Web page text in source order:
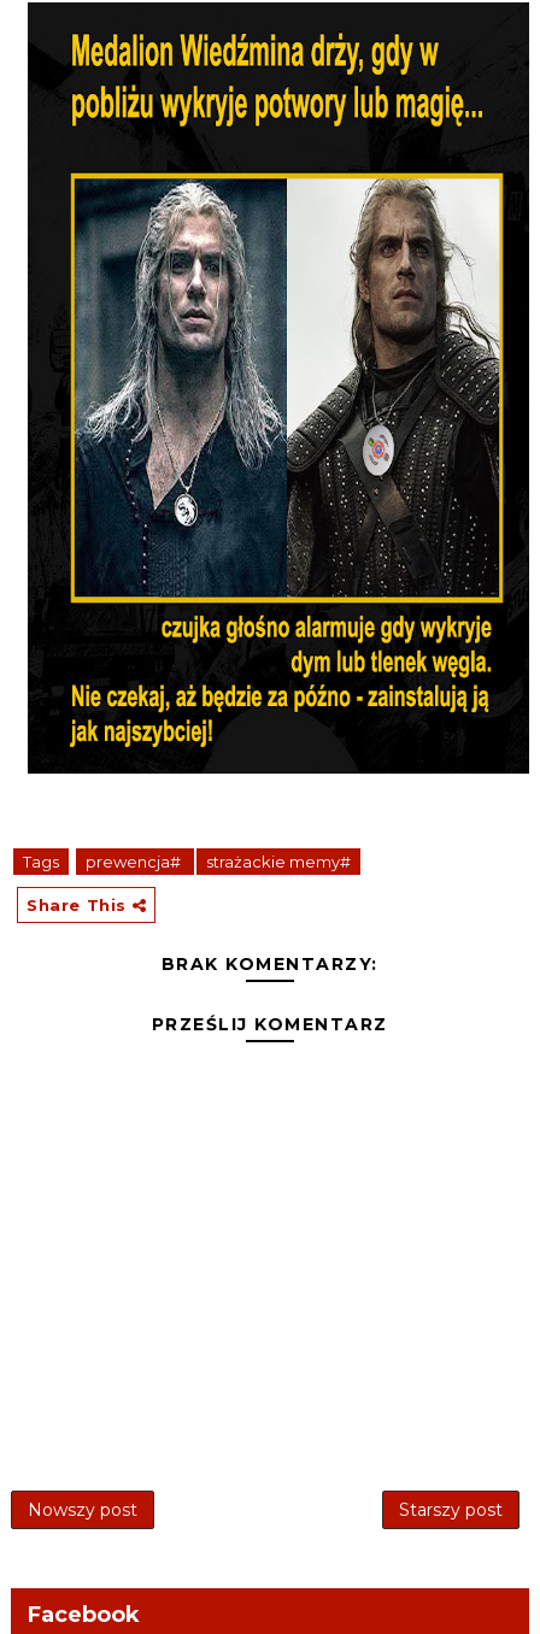
Tags prewencja# strażackie memy#
Share This
BRAK KOMENTARZY:
PRZEŚLIJ KOMENTARZ
Nowszy post Starszy post
Facebook